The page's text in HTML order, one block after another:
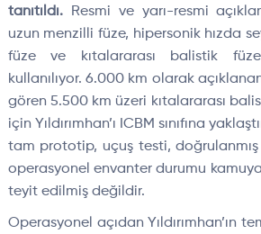
tanıtıldı.Resmi ve yarı-resmi
uzun menzilli füze, hipersonik hızda
füze ve kıtalararası balistik
kullanılıyor. 6.000 km olarak
gören 5.500 km üzeri kıtalararası
için Yıldırımhan’ı ICBM sınıfına
tam prototip, uçuş testi,
operasyonel envanter durumu
teyit edilmiş değildir.
Operasyonel açıdan Yıldırımhan’ın